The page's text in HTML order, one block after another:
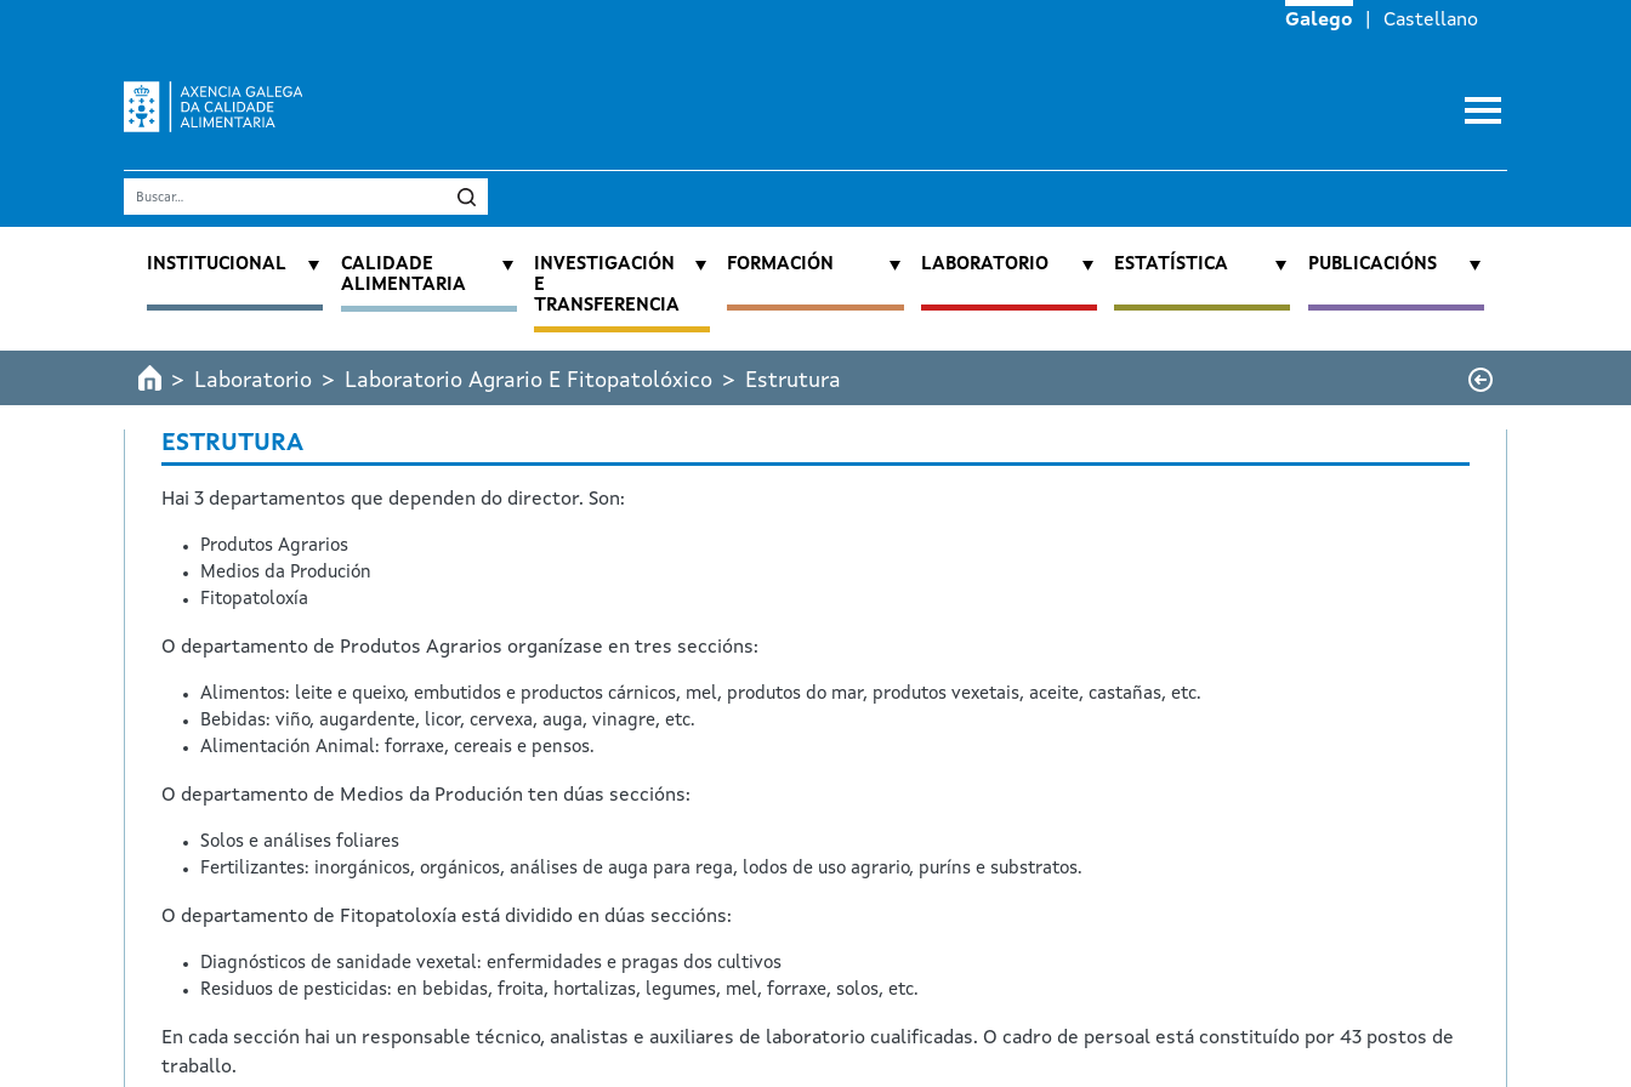
Galego Castellano
Buscar
Navegación principal
INSTITUCIONAL
CALIDADE
ALIMENTARIA
INVESTIGACIÓN
E
TRANSFERENCIA
FORMACIÓN LABORATORIO ESTATÍSTICA PUBLICACIÓNS
Laboratorio Laboratorio Agrario E Fitopatolóxico Estrutura
ESTRUTURA
Hai 3 departamentos que dependen do director. Son:
Produtos Agrarios
Medios da Produción
Fitopatoloxía
O departamento de Produtos Agrarios organízase en tres seccións:
Alimentos: leite e queixo, embutidos e productos cárnicos, mel, produtos do mar, produtos vexetais, aceite, castañas, etc.
Bebidas: viño, augardente, licor, cervexa, auga, vinagre, etc.
Alimentación Animal: forraxe, cereais e pensos.
O departamento de Medios da Produción ten dúas seccións:
Solos e análises foliares
Fertilizantes: inorgánicos, orgánicos, análises de auga para rega, lodos de uso agrario, puríns e substratos.
O departamento de Fitopatoloxía está dividido en dúas seccións:
Diagnósticos de sanidade vexetal: enfermidades e pragas dos cultivos
Residuos de pesticidas: en bebidas, froita, hortalizas, legumes, mel, forraxe, solos, etc.
En cada sección hai un responsable técnico, analistas e auxiliares de laboratorio cualificadas. O cadro de persoal está constituído por 43 postos de
traballo.